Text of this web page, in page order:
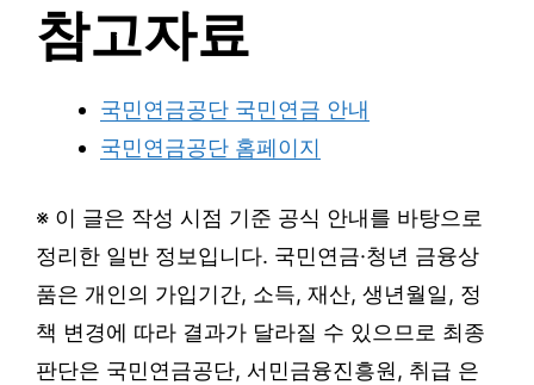
참고자료
국민연금공단 국민연금 안내
국민연금공단 홈페이지
※ 이 글은 작성 시점 기준 공식 안내를 바탕으로
정리한 일반 정보입니다. 국민연금·청년 금융상
품은 개인의 가입기간, 소득, 재산, 생년월일, 정
책 변경에 따라 결과가 달라질 수 있으므로 최종
판단은 국민연금공단, 서민금융진흥원, 취급 은